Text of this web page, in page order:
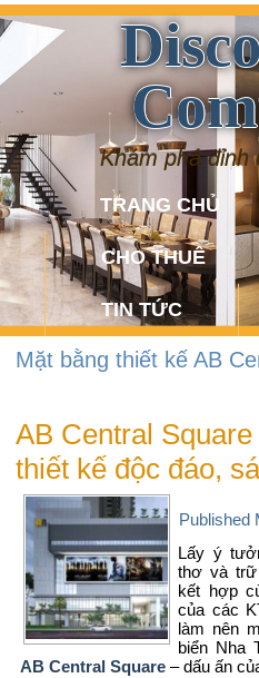
Khám phá đỉnh
TRANG CHỦ
CHO THUÊ
TIN TỨC
Mặt bằng thiết kế AB
AB Central
thiết kế độc đáo,
Published
Lấy ý
thơ và trữ
kết hợp
của các
làm nên
biển Nha
AB Central Square – dấu ấn